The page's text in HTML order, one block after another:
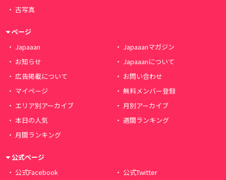
古写真
ページ
Japaaan
Japaaanマガジン
お知らせ
Japaaanについて
広告掲載について
お問い合わせ
マイページ
無料メンバー登録
エリア別アーカイブ
月別アーカイブ
本日の人気
週間ランキング
月間ランキング
公式ページ
公式Facebook
公式Twitter